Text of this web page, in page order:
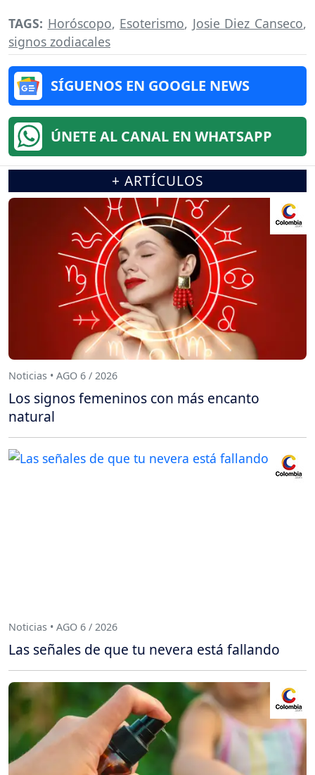
TAGS: Horóscopo, Esoterismo, Josie Diez Canseco,
signos zodiacales
SÍGUENOS EN GOOGLE NEWS
ÚNETE AL CANAL EN WHATSAPP
+ ARTÍCULOS
Noticias • AGO 6 / 2026
Los signos femeninos con más encanto
natural
Noticias • AGO 6 / 2026
Las señales de que tu nevera está fallando